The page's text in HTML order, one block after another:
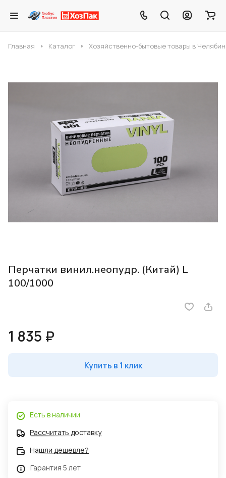
Главная Каталог Хозяйственно-бытовые товары в
Перчатки винил.неопудр. (Китай) L
100/1000
1 835 ₽
Купить в 1 клик
Есть в наличии
Рассчитать доставку
Нашли дешевле?
Гарантия 5 лет